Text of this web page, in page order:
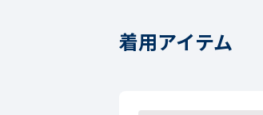
着用アイテム